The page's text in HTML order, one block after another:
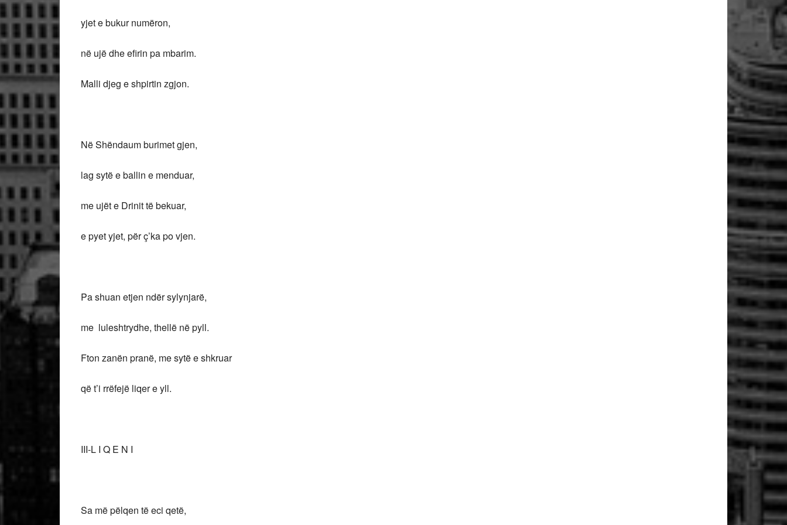
yjet e bukur numëron,
në ujë dhe efirin pa mbarim.
Malli djeg e shpirtin zgjon.
Në Shëndaum burimet gjen,
lag sytë e ballin e menduar,
me ujët e Drinit të bekuar,
e pyet yjet, për ç’ka po vjen.
Pa shuan etjen ndër sylynjarë,
me luleshtrydhe, thellë në pyll.
Fton zanën pranë, me sytë e shkruar
që t’i rrëfejë liqer e yll.
III-L I Q E N I
Sa më pëlqen të eci qetë,